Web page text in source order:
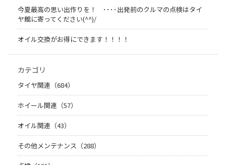
今夏最高の思い出作りを！ ････出発前のクルマの点検はタイ
ヤ館に寄ってください(^^)/
オイル交換がお得にできます！！！！
カテゴリ
タイヤ関連（684）
ホイール関連（57）
オイル関連（43）
その他メンテナンス（288）